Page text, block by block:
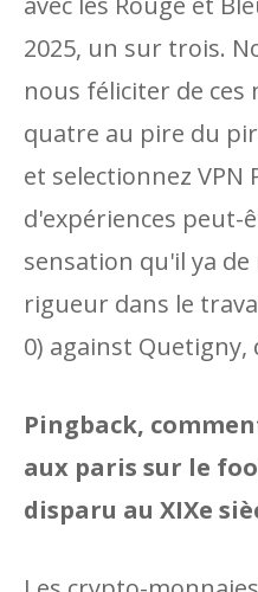
2025, un sur trois.
nous féliciter de ces
quatre au pire du
et selectionnez VPN
d'expériences peut-
sensation qu'il ya
rigueur dans le
0) against
Pingback,
aux paris sur le
disparu au XIXe